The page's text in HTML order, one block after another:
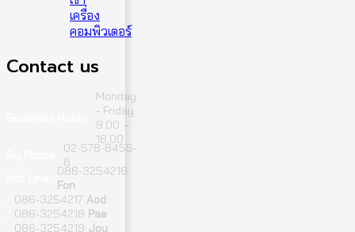
เครื่อง
คอมพิวเตอร์
Contact us
Monday
- Friday
9.00 –
18.00
02-578-8455-
8
086-3254216
Fon
086-3254217 Aod
086-3254218 Pae
086-3254219 Joy